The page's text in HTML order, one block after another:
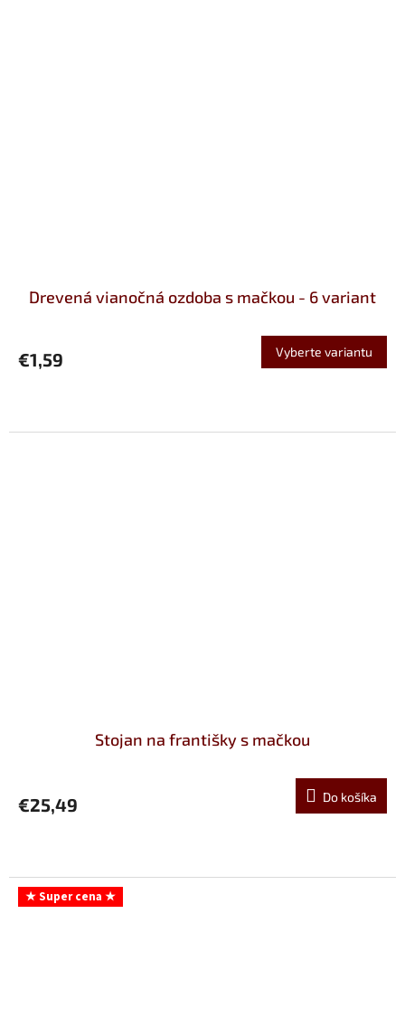
Drevená vianočná ozdoba s mačkou - 6 variant
€1,59 Vyberte variantu
Stojan na františky s mačkou
€25,49 Do košíka
★ Super cena ★